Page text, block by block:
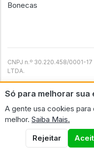
Só para melhorar sua
A gente usa cookies para
melhor. Saiba Mais.
Rejeitar
Bonecas
CNPJ n.º 30.220.458/0001-17
LTDA.